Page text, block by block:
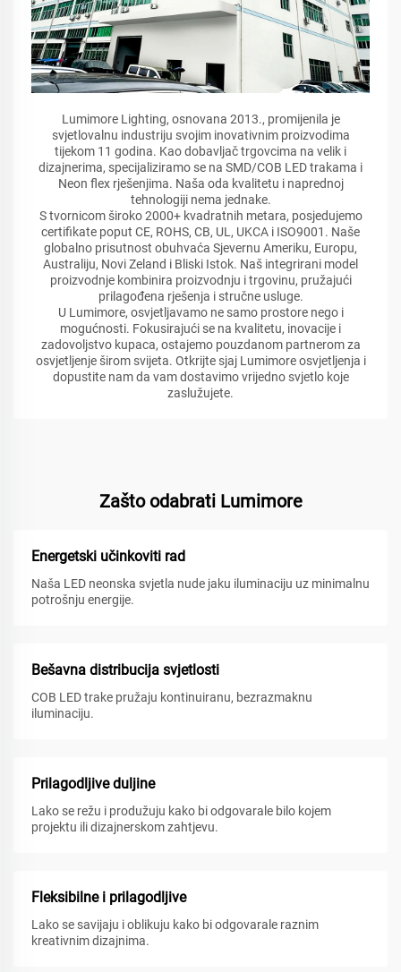
Lumimore Lighting, osnovana 2013., promijenila je
svjetlovalnu industriju svojim inovativnim proizvodima
tijekom 11 godina. Kao dobavljač trgovcima na velik i
dizajnerima, specijaliziramo se na SMD/COB LED trakama i
Neon flex rješenjima. Naša oda kvalitetu i naprednoj
tehnologiji nema jednake.
S tvornicom široko 2000+ kvadratnih metara, posjedujemo
certifikate poput CE, ROHS, CB, UL, UKCA i ISO9001. Naše
globalno prisutnost obuhvaća Sjevernu Ameriku, Europu,
Australiju, Novi Zeland i Bliski Istok. Naš integrirani model
proizvodnje kombinira proizvodnju i trgovinu, pružajući
prilagođena rješenja i stručne usluge.
U Lumimore, osvjetljavamo ne samo prostore nego i
mogućnosti. Fokusirajući se na kvalitetu, inovacije i
zadovoljstvo kupaca, ostajemo pouzdanom partnerom za
osvjetljenje širom svijeta. Otkrijte sjaj Lumimore osvjetljenja i
dopustite nam da vam dostavimo vrijedno svjetlo koje
zaslužujete.
Zašto odabrati Lumimore
Energetski učinkoviti rad
Naša LED neonska svjetla nude jaku iluminaciju uz minimalnu
potrošnju energije.
Bešavna distribucija svjetlosti
COB LED trake pružaju kontinuiranu, bezrazmaknu
iluminaciju.
Prilagodljive duljine
Lako se režu i produžuju kako bi odgovarale bilo kojem
projektu ili dizajnerskom zahtjevu.
Fleksibilne i prilagodljive
Lako se savijaju i oblikuju kako bi odgovarale raznim
kreativnim dizajnima.